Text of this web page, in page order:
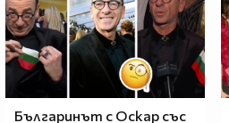
Българинът с Оскар със